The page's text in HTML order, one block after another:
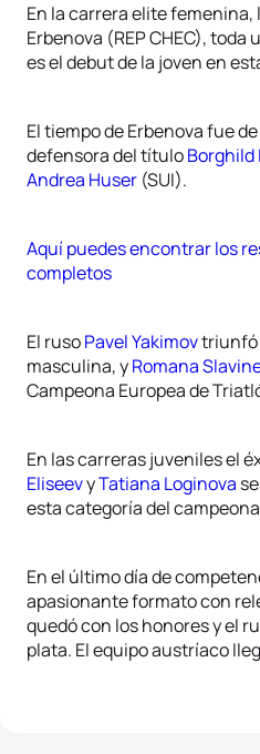
En la carrera elite
Erbenova (REP CHEC), toda
es el debut de la joven en
El tiempo de Erbenova fue
defensora del títuloBorghild
Andrea Huser (SUI).
Aquí puedes encontrar los
completos
El rusoPavel Yakimovtriunfó
masculina, yRomana
Campeona Europea de
En las carreras juveniles el
EliseevyTatiana Loginova
esta categoría del
En el último día de
apasionante formato con
quedó con los honores y el
plata. El equipo austríaco